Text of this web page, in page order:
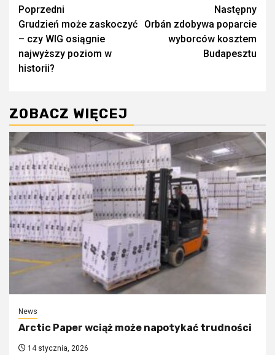
Zobacz
wpisy
Poprzedni
Grudzień może zaskoczyć
– czy WIG osiągnie
najwyższy poziom w
historii?
Następny
Orbán zdobywa poparcie
wyborców kosztem
Budapesztu
ZOBACZ WIĘCEJ
News
Arctic Paper wciąż może napotykać trudności
14 stycznia, 2026